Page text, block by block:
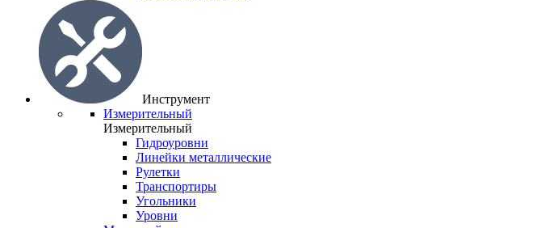
Инструмент
Измерительный
Измерительный
Гидроуровни
Линейки металлические
Рулетки
Транспортиры
Угольники
Уровни